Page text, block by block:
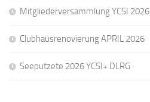
Mitgliederversammlung YCSI 2026
Clubhausrenovierung APRIL 2026
Seeputzete 2026 YCSI+ DLRG